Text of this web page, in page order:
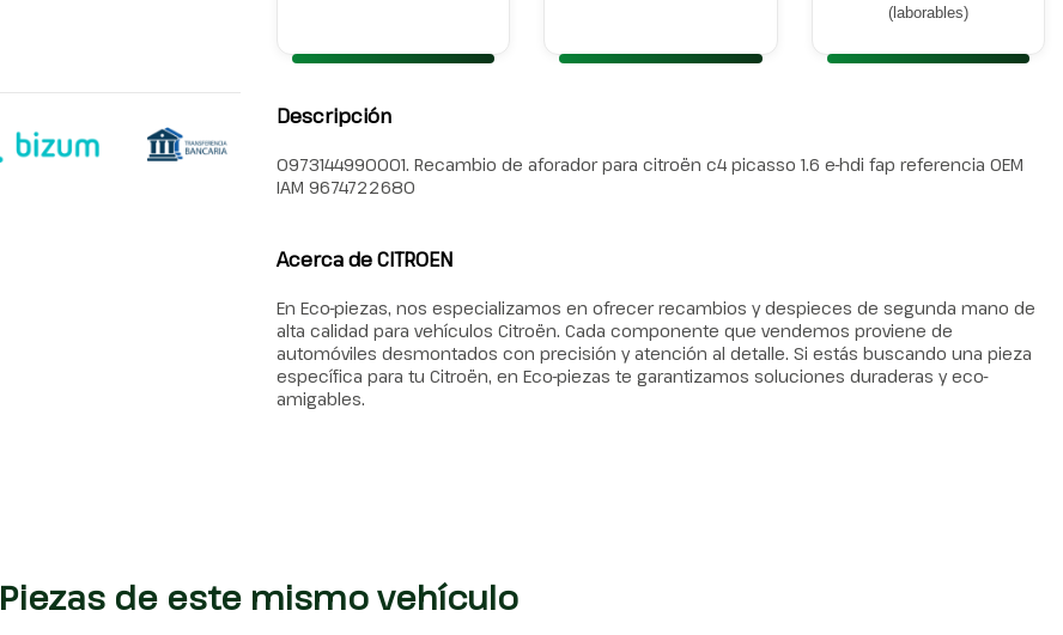
(laborables)
Descripción
0973144990001. Recambio de aforador para citroën c4 picasso 1.6 e-hdi fap referencia OEM
IAM 9674722680
Acerca de CITROEN
En Eco-piezas, nos especializamos en ofrecer recambios y despieces de segunda mano de
alta calidad para vehículos Citroën. Cada componente que vendemos proviene de
automóviles desmontados con precisión y atención al detalle. Si estás buscando una pieza
específica para tu Citroën, en Eco-piezas te garantizamos soluciones duraderas y eco-
amigables.
Piezas de este mismo vehículo